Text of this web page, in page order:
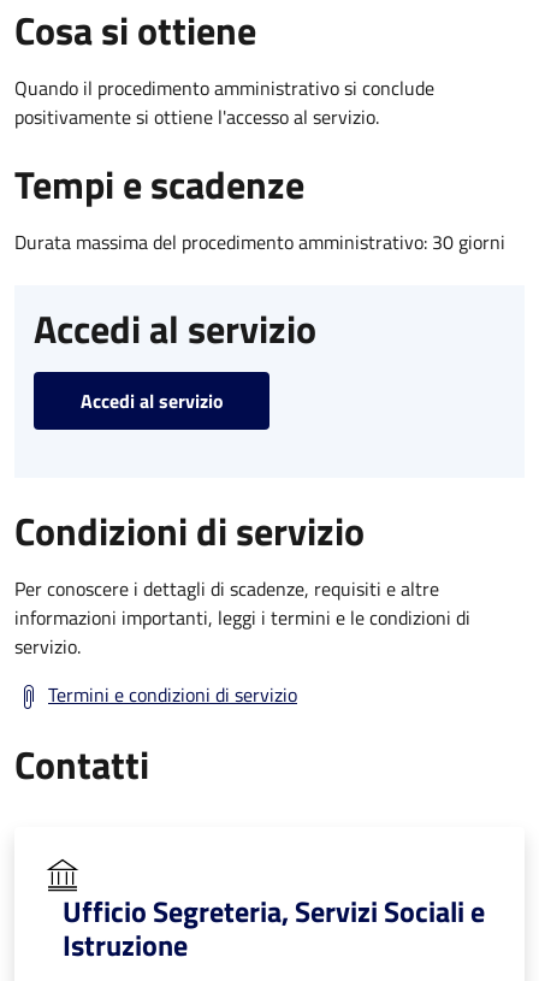
Cosa si ottiene
Quando il procedimento amministrativo si conclude
positivamente si ottiene l'accesso al servizio.
Tempi e scadenze
Durata massima del procedimento amministrativo: 30 giorni
Accedi al servizio
Accedi al servizio
Condizioni di servizio
Per conoscere i dettagli di scadenze, requisiti e altre
informazioni importanti, leggi i termini e le condizioni di
servizio.
Termini e condizioni di servizio
Contatti
Ufficio Segreteria, Servizi Sociali e
Istruzione